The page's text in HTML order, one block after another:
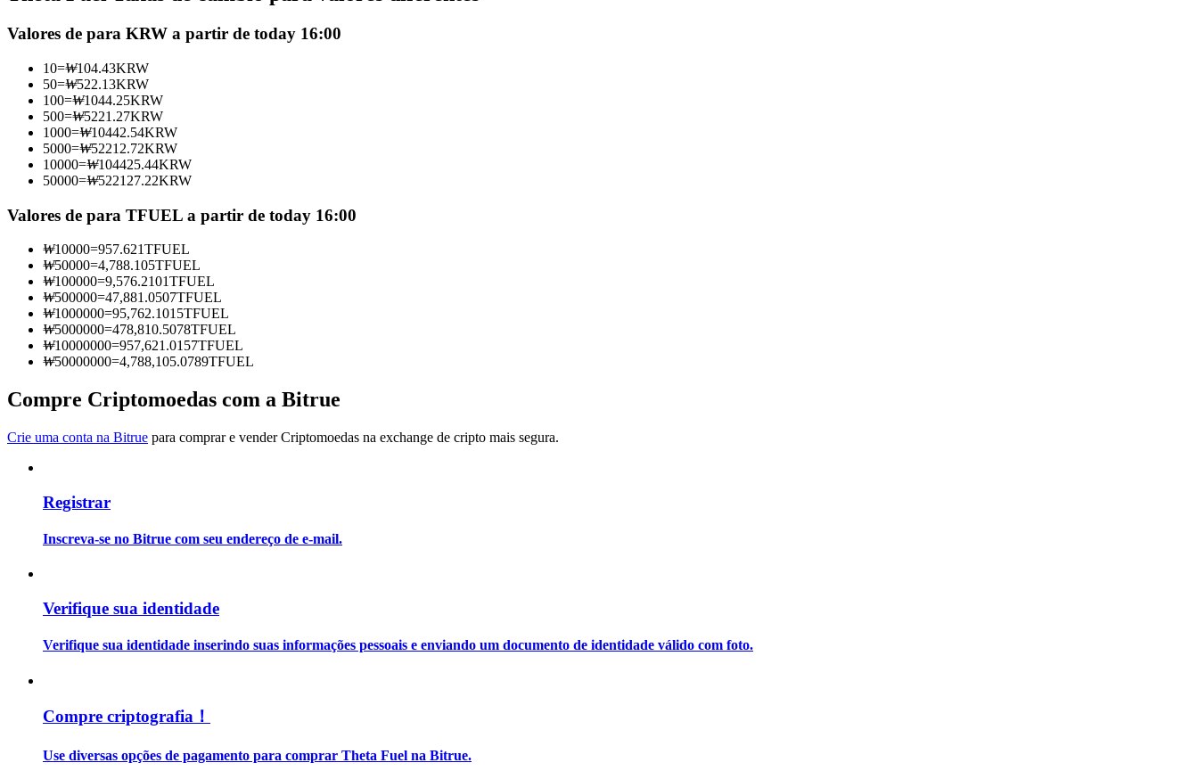
Copiar Trading
Junte-se aos principais traders
Torne-se um Trader de Cópias
Informação
Análise de big data, incluindo informações comerciais, etc.
Valores de para KRW a partir de today 16:00
10=₩104.43KRW
50=₩522.13KRW
100=₩1044.25KRW
500=₩5221.27KRW
1000=₩10442.54KRW
5000=₩52212.72KRW
10000=₩104425.44KRW
50000=₩522127.22KRW
Valores de para TFUEL a partir de today 16:00
₩10000=957.621TFUEL
₩50000=4,788.105TFUEL
₩100000=9,576.2101TFUEL
₩500000=47,881.0507TFUEL
₩1000000=95,762.1015TFUEL
₩5000000=478,810.5078TFUEL
₩10000000=957,621.0157TFUEL
₩50000000=4,788,105.0789TFUEL
Compre Criptomoedas com a Bitrue
Crie uma conta na Bitrue para comprar e vender Criptomoedas na exchange de cripto mais segura.
Registrar
Inscreva-se no Bitrue com seu endereço de e-mail.
Verifique sua identidade
Verifique sua identidade inserindo suas informações pessoais e enviando um documento de identidade válido com foto.
Compre criptografia！
Use diversas opções de pagamento para comprar Theta Fuel na Bitrue.